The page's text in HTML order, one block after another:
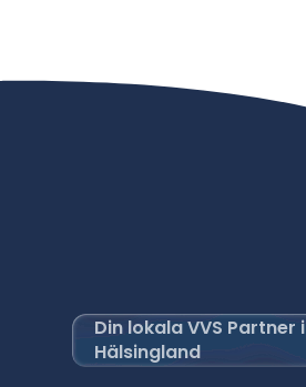
Din lokala VVS Partner i
Hälsingland